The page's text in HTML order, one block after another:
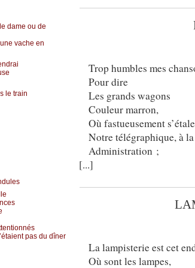
dame ou de
vache en
le train
pas du dîner
Trop humbles mes
Pour dire
Les grands wagons
Couleur marron,
Où fastueusement s’étale
Notre télégraphique, à
Administration ;
[...]
La lampisterie est cet
Où sont les lampes,